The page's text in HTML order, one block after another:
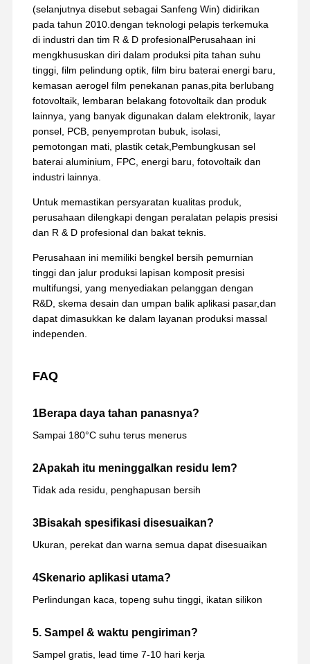
(selanjutnya disebut sebagai Sanfeng Win) didirikan
pada tahun 2010.dengan teknologi pelapis terkemuka
di industri dan tim R & D profesionalPerusahaan ini
mengkhususkan diri dalam produksi pita tahan suhu
tinggi, film pelindung optik, film biru baterai energi baru,
kemasan aerogel film penekanan panas,pita berlubang
fotovoltaik, lembaran belakang fotovoltaik dan produk
lainnya, yang banyak digunakan dalam elektronik, layar
ponsel, PCB, penyemprotan bubuk, isolasi,
pemotongan mati, plastik cetak,Pembungkusan sel
baterai aluminium, FPC, energi baru, fotovoltaik dan
industri lainnya.
Untuk memastikan persyaratan kualitas produk,
perusahaan dilengkapi dengan peralatan pelapis presisi
dan R & D profesional dan bakat teknis.
Perusahaan ini memiliki bengkel bersih pemurnian
tinggi dan jalur produksi lapisan komposit presisi
multifungsi, yang menyediakan pelanggan dengan
R&D, skema desain dan umpan balik aplikasi pasar,dan
dapat dimasukkan ke dalam layanan produksi massal
independen.
FAQ
1Berapa daya tahan panasnya?
Sampai 180°C suhu terus menerus
2Apakah itu meninggalkan residu lem?
Tidak ada residu, penghapusan bersih
3Bisakah spesifikasi disesuaikan?
Ukuran, perekat dan warna semua dapat disesuaikan
4Skenario aplikasi utama?
Perlindungan kaca, topeng suhu tinggi, ikatan silikon
5. Sampel & waktu pengiriman?
Sampel gratis, lead time 7-10 hari kerja